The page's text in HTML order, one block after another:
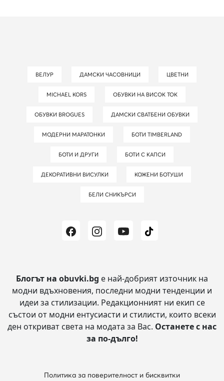
ВЕЛУР ДАМСКИ ЧАСОВНИЦИ ЦВЕТНИ
MICHAEL KORS ОБУВКИ НА ВИСОК ТОК
ОБУВКИ BROGUES ДАМСКИ СВАТБЕНИ ОБУВКИ
МОДЕРНИ МАРАТОНКИ БОТИ TIMBERLAND
БОТИ И ДРУГИ БОТИ С КАПСИ
ДЕКОРАТИВНИ ВИСУЛКИ КОЖЕНИ БОТУШИ
БЕЛИ СНИКЪРСИ
Блогът на obuvki.bg е най-добрият източник на
модни вдъхновения, последни модни тенденции и
идеи за стилизации. Редакционният ни екип се
състои от модни ентусиасти и стилисти, които всеки
ден откриват света на модата за Вас. Останете с нас
за по-дълго!
Политика за поверителност и бисквитки